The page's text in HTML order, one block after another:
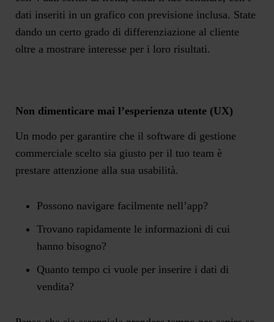
dati inseriti in un grafico con previsione inclusa. State
dando un certo grado di differenziazione al cliente
oltre a mostrare interesse per i loro risultati.
Non dimenticare mai l’esperienza utente (UX)
Un modo per garantire che il software di gestione
commerciale scelto sia giusto per il tuo team è
prestare attenzione alla sua usabilità.
Possono navigare facilmente nell’app?
Trovano rapidamente le informazioni di cui
hanno bisogno?
Quanto tempo ci vuole per inserire i dati di
vendita?